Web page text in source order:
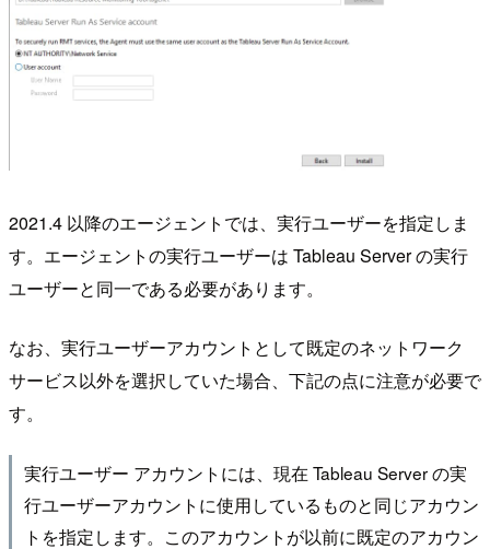
2021.4 以降のエージェントでは、実行ユーザーを指定しま
す。エージェントの実行ユーザーは Tableau Server の実行
ユーザーと同一である必要があります。
なお、実行ユーザーアカウントとして既定のネットワーク
サービス以外を選択していた場合、下記の点に注意が必要で
す。
実行ユーザー アカウントには、現在 Tableau Server の実
行ユーザーアカウントに使用しているものと同じアカウン
トを指定します。このアカウントが以前に既定のアカウン